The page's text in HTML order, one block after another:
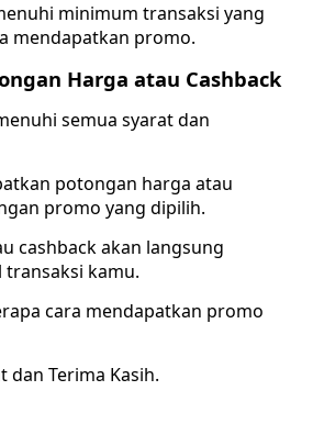
minimum transaksi yang
mendapatkan promo.
Harga atau Cashback
semua syarat dan
potongan harga atau
promo yang dipilih.
cashback akan langsung
kamu.
cara mendapatkan promo
dan Terima Kasih.